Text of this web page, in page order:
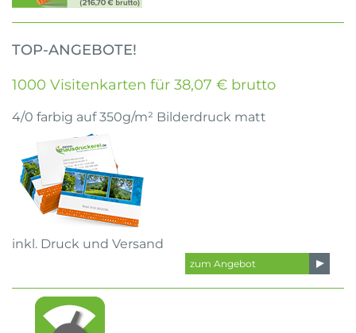
TOP-ANGEBOTE!
1000 Visitenkarten für 38,07 € brutto
4/0 farbig auf 350g/m² Bilderdruck matt
inkl. Druck und Versand
zum Angebot